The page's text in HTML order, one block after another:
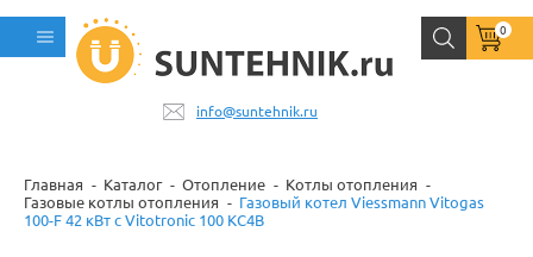
info@suntehnik.ru
0
Главная Каталог Отопление
Котлы отопления
Газовые котлы отопления
Газовый котел Viessmann Vitogas
100-F 42 кВт с Vitotronic 100 KC4B